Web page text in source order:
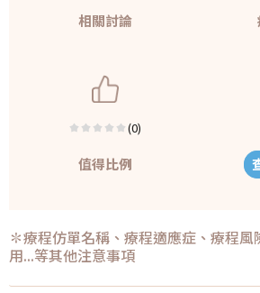
相關討論
(0)
值得比例
✽療程仿單名稱、療程適應症、療程風
用...等其他注意事項